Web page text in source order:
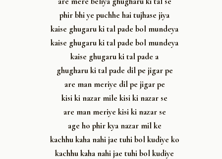
phir bhi ye puchhe hai tujhase jiya
kaise ghugaru ki tal pade bol mundeya
kaise ghugaru ki tal pade bol mundeya
kaise ghugaru ki tal pade a
ghugharu ki tal pade dil pe jigar pe
are man meriye dil pe jigar pe
kisi ki nazar mile kisi ki nazar se
are man meriye kisi ki nazar se
age ho phir kya nazar mil ke
kachhu kaha nahi jae tuhi bol kudiye ko
kachhu kaha nahi jae tuhi bol kudiye